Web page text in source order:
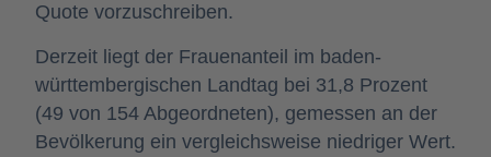
Quote vorzuschreiben.
Derzeit liegt der Frauenanteil im baden-
württembergischen Landtag bei 31,8 Prozent
(49 von 154 Abgeordneten), gemessen an der
Bevölkerung ein vergleichsweise niedriger Wert.